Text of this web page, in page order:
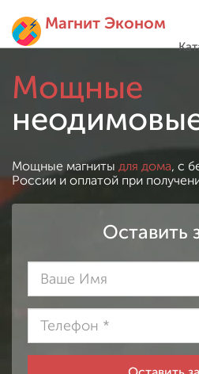
Магнит Эконом
Мощные
Мощные магниты для дома, с
России и оплатой при
Оставить